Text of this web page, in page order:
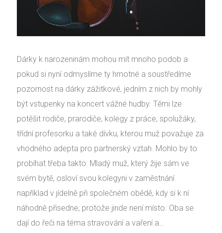
Dárky k narozeninám mohou mít mnoho podob a
pokud si nyní odmyslíme ty hmotné a soustředíme
pozornost na dárky zážitkové, jedním z nich by mohly
být vstupenky na koncert vážné hudby. Těmi lze
potěšit rodiče, prarodiče, kolegy z práce, spolužáky,
třídní profesorku a také dívku, kterou muž považuje za
vhodného adepta pro partnerský vztah. Mohlo by to
probíhat třeba takto: Mladý muž, který žije sám ve
svém bytě, osloví svou kolegyni v zaměstnání
například v jídelně při společném obědě, kdy si k ní
náhodně přisedne, protože jinde není místo. Oba se
dají do řeči na téma stravování a vaření a…